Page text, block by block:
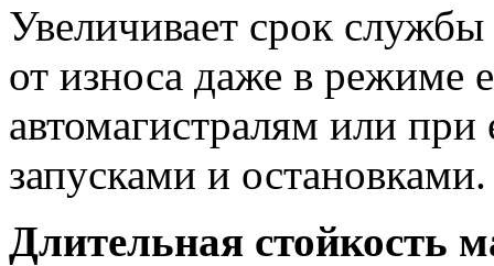
Увеличивает срок службы
от износа даже в режиме
автомагистралям или
запусками и остановками.
Длительная стойкость